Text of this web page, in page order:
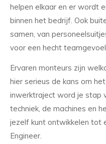
helpen elkaar en er wordt
binnen het bedrijf. Ook
samen, van
voor een hecht
Ervaren monteurs zijn
hier serieus de kans om
inwerktraject word je stap
techniek, de machines en
jezelf kunt ontwikkelen tot
Engineer.